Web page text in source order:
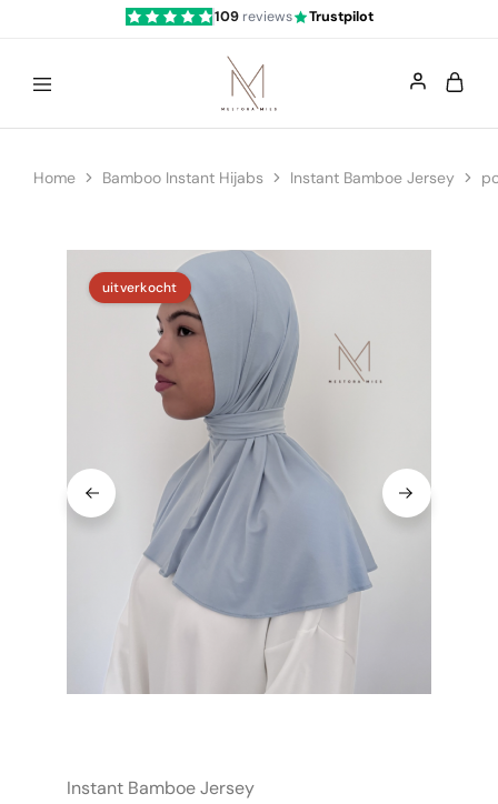
109reviews Trustpilot
Mestoramies
Home Bamboo Instant Hijabs Instant Bamboe Jersey
uitverkocht
Instant Bamboe Jersey